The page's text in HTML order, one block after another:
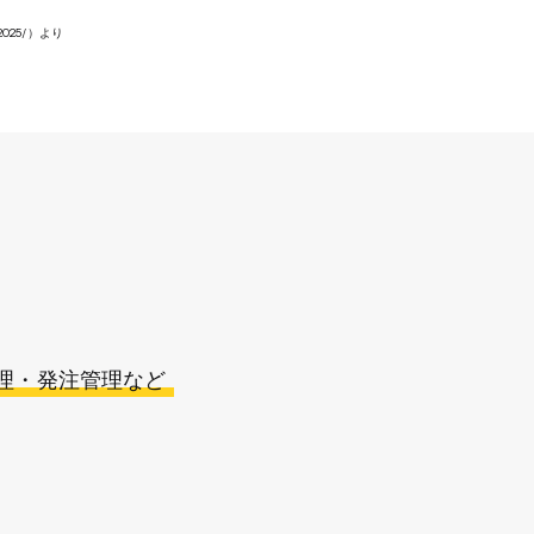
）より
・発注管理など